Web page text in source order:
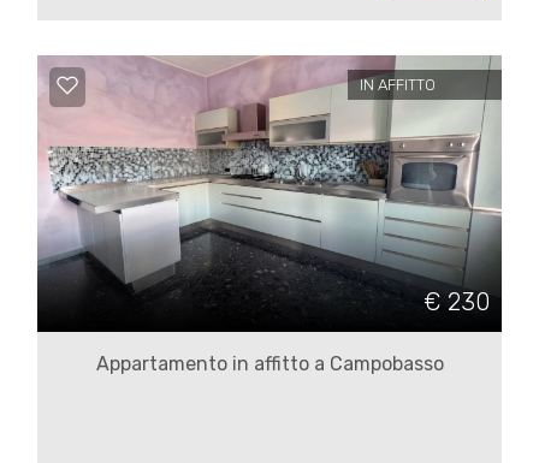
IN AFFITTO
€ 230
Appartamento in affitto a Campobasso
4
5+
Altre
multiscelta